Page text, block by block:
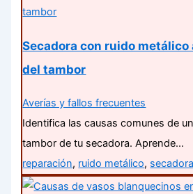
Secadora con ruido metálico
del tambor
Averías y fallos frecuentes
Identifica las causas comunes de
tambor de tu secadora. Aprende…
reparación, ruido metálico, secadora